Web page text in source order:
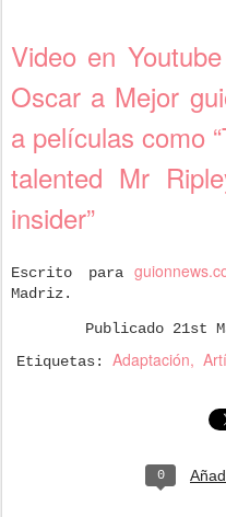
Video en
Oscar a Mejor
a películas como
talented Mr
insider”
Escrito para
Madriz.
Publicado 21st
Etiquetas: Adaptación
0